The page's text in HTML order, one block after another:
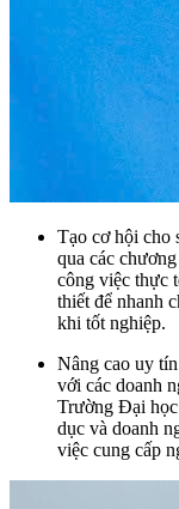
Tạo cơ hội cho
qua các
công việc thực
thiết để nhanh
khi tốt nghiệp.
Nâng cao uy
với các doanh
Trường Đại
dục và doanh
việc cung cấp